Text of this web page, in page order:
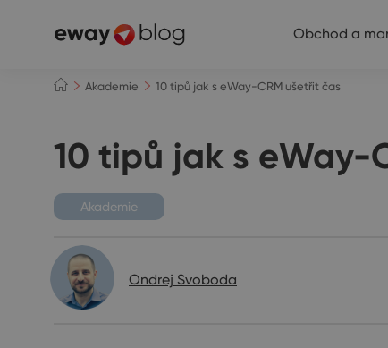
Obchod a
Akademie 10 tipů jak s eWay-CRM ušetřit čas
10 tipů jak s eWay-
Akademie
Ondrej Svoboda